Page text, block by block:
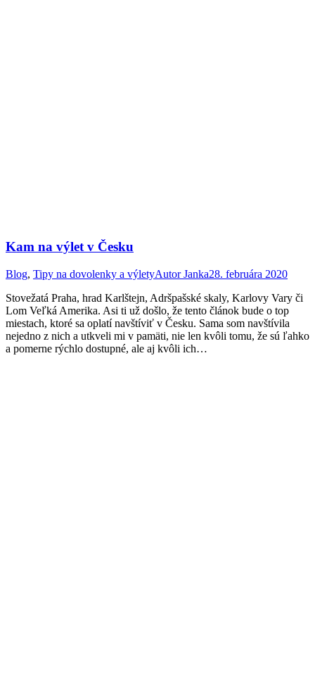
Kam na výlet v Česku
Blog, Tipy na dovolenky a výletyAutorJanka28. februára 2020
Stovežatá Praha, hrad Karlštejn, Adršpašské skaly, Karlovy Vary či
Lom Veľká Amerika. Asi ti už došlo, že tento článok bude o top
miestach, ktoré sa oplatí navštíviť v Česku. Sama som navštívila
nejedno z nich a utkveli mi v pamäti, nie len kvôli tomu, že sú ľahko
a pomerne rýchlo dostupné, ale aj kvôli ich…